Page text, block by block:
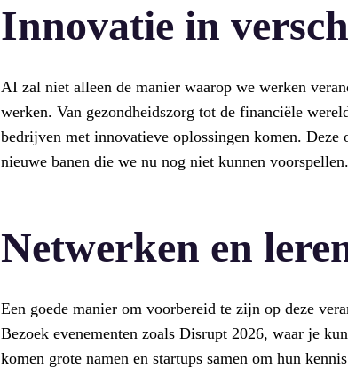
Innovatie in
AI zal niet alleen de manier waarop we werken
werken. Van gezondheidszorg tot de financiële
bedrijven met innovatieve oplossingen komen.
nieuwe banen die we nu nog niet kunnen voorspellen.
Netwerken en
Een goede manier om voorbereid te zijn op deze
Bezoek evenementen zoals Disrupt 2026, waar je
komen grote namen en startups samen om hun